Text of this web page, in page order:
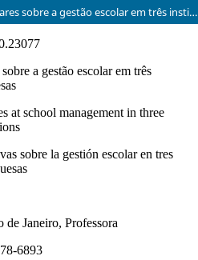
Impressões de viagem: olhares sobre a gestão escolar em três instituições de ensino portuguesas